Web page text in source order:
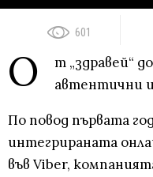
601
О
т „здравей“
автентични
По повод първата
интегриранaта
във Viber,